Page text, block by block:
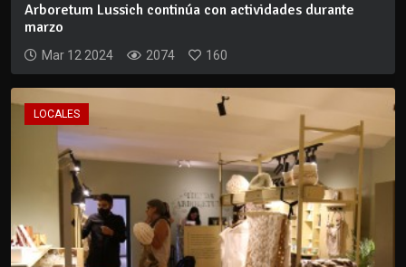
Arboretum Lussich continúa con actividades durante
marzo
Mar 12 2024 2074 160
LOCALES